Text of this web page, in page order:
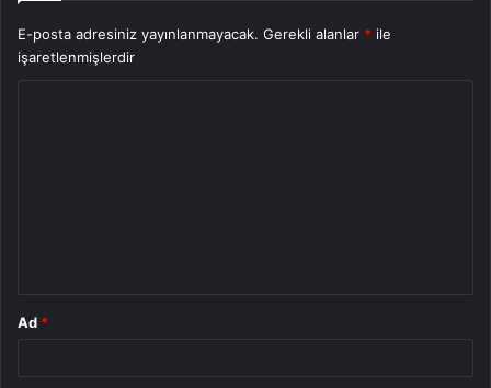
E-posta adresiniz yayınlanmayacak. Gerekli alanlar * ile
işaretlenmişlerdir
Ad *